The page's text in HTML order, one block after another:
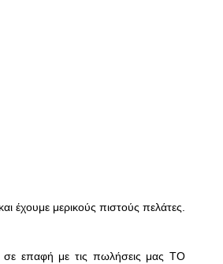
έχουμε μερικούς πιστούς πελάτες.
σε επαφή με τις πωλήσεις μας ΤΟ